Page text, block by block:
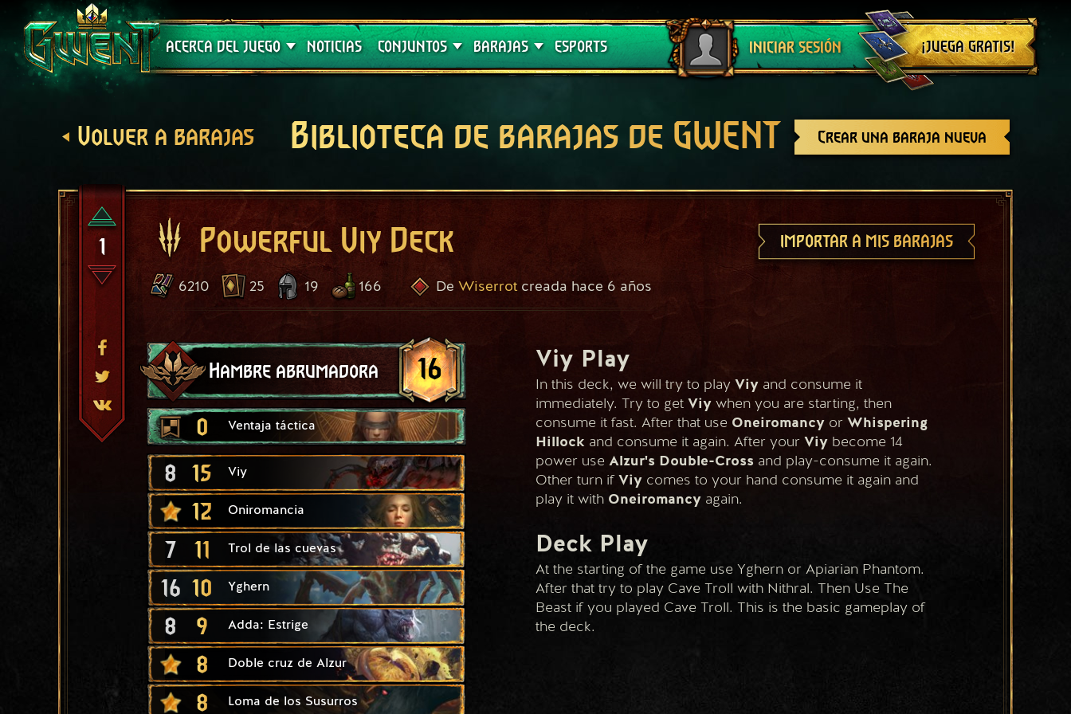
ACERCA DEL JUEGO
Soporte técnico
NOTICIAS CONJUNTOS
Crimson Curse
BARAJAS
Guías de barajas
ESPORTS INICIAR SESIÓN
Cerrar sesión
¡JUEGA GRATIS!
Volver a barajas Crear una baraja nueva
Biblioteca de barajas de GWENT
1 Powerful Vıy Deck IMPORTAR A MIS BARAJAS
6210 25 19 166 De Wiserrot creada hace 6 años
Hambre abrumadora 16
0 Ventaja táctica
8 15 Viy
12 Oniromancia
7 11 Trol de las cuevas
16 10 Yghern
8 9 Adda: Estrige
8 Doble cruz de Alzur
8 Loma de los Susurros
Viy Play
In this deck, we will try to play Viy and consume it
immediately. Try to get Viy when you are starting, then
consume it fast. After that use Oneiromancy or Whispering
Hillock and consume it again. After your Viy become 14
power use Alzur's Double-Cross and play-consume it again.
Other turn if Viy comes to your hand consume it again and
play it with Oneiromancy
Deck Play
At the starting of the game use Yghern or Apiarian Phantom.
After that try to play Cave Troll with Nithral. Then Use The
Beast if you played Cave Troll. This is the basic gameplay of
the deck.